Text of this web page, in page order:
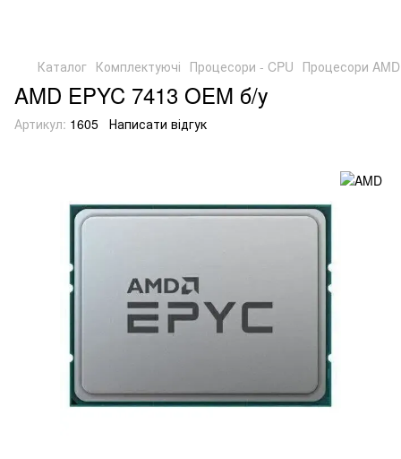
Каталог Комплектуючі Процесори - CPU Процесори
AMD EPYC 7413 OEM б/у
Артикул: 1605 Написати відгук